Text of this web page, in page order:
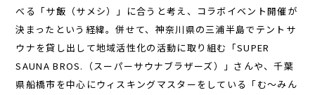
べる「サ飯（サメシ）」に合うと考え、コラボイベント開催が
決まったという経緯。併せて、神奈川県の三浦半島でテントサ
ウナを貸し出して地域活性化の活動に取り組む「SUPER
SAUNA BROS.（スーパーサウナブラザーズ）」さんや、千葉
県船橋市を中心にウィスキングマスターをしている「む～みん